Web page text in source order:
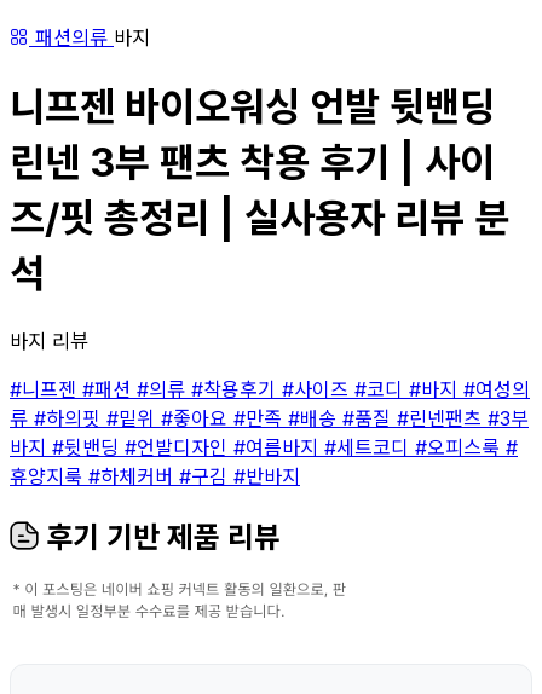
패션의류 바지
니프젠 바이오워싱 언발 뒷밴딩
린넨 3부 팬츠 착용 후기 | 사이
즈/핏 총정리 | 실사용자 리뷰 분
석
바지 리뷰
#니프젠 #패션 #의류 #착용후기 #사이즈 #코디 #바지 #여성의
류 #하의핏 #밑위 #좋아요 #만족 #배송 #품질 #린넨팬츠 #3부
바지 #뒷밴딩 #언발디자인 #여름바지 #세트코디 #오피스룩 #
휴양지룩 #하체커버 #구김 #반바지
후기 기반 제품 리뷰